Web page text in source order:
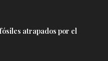
atrapados por el